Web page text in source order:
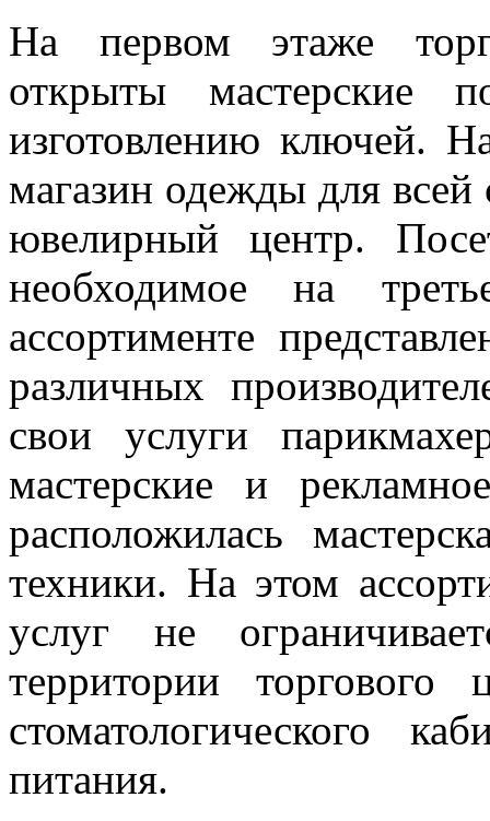
На первом этаже
открыты мастерские
изготовлению ключей.
магазин одежды для
ювелирный центр.
необходимое на
ассортименте
различных
свои услуги
мастерские и
расположилась
техники. На этом
услуг не
территории торгового
стоматологического
питания.